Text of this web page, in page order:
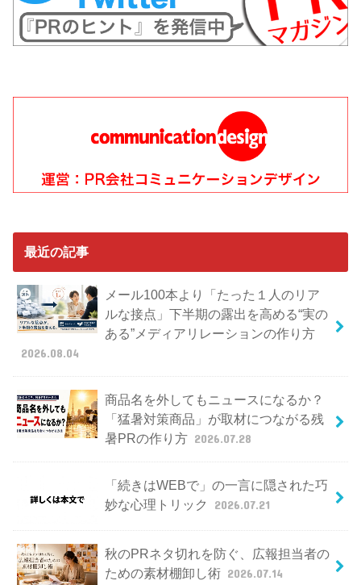
最近の記事
メール100本より「たった１人のリア
ルな接点」下半期の露出を高める“実の
ある”メディアリレーションの作り方
2026.08.04
商品名を外してもニュースになるか？
「猛暑対策商品」が取材につながる残
暑PRの作り方 2026.07.28
「続きはWEBで」の一言に隠された巧
妙な心理トリック
2026.07.21
秋のPRネタ切れを防ぐ、広報担当者の
ための素材棚卸し術 2026.07.14